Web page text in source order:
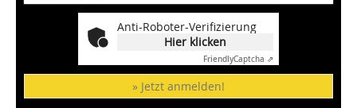
Anti-Roboter-Verifizierung
Hier klicken
FriendlyCaptcha ⇗
» Jetzt anmelden!